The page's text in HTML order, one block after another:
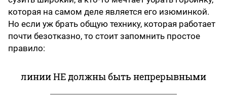
которая на самом деле является его изюминкой.
Но если уж брать общую технику, которая работает
почти безотказно, то стоит запомнить простое
правило:
линии НЕ должны быть непрерывными